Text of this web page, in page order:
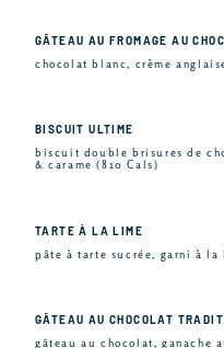
GÂTEAU AU FROMAGE AU
chocolat blanc, crème
BISCUIT ULTIME
biscuit double brisures de
& carame (810 Cals)
TARTE À LA LIME
pâte à tarte sucrée, garni à la
GÂTEAU AU CHOCOLAT
gâteau au chocolat, ganache